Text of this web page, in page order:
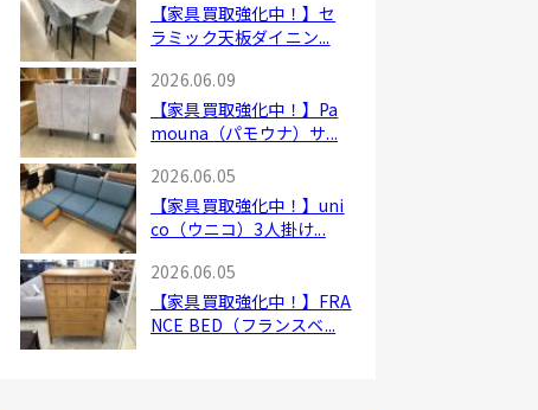
【家具買取強化中！】セ
ラミック天板ダイニン...
2026.06.09
【家具買取強化中！】Pa
mouna（パモウナ）サ...
2026.06.05
【家具買取強化中！】uni
co（ウニコ）3人掛け...
2026.06.05
【家具買取強化中！】FRA
NCE BED（フランスベ...